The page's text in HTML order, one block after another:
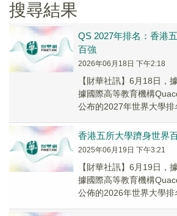
搜尋結果
QS 2027年排名：香港
百強
2026年06月18日 下午2:18
【財華社訊】6月18日，
據國際高等教育機構
公布的2027年世界大學排
香港五所大學躋身世界
2025年06月19日 下午3:21
【財華社訊】6月19日，
據國際高等教育機構
公佈的2026年世界大學排